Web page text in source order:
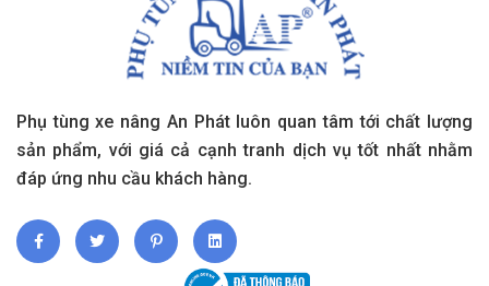
Phụ tùng xe nâng An Phát luôn quan tâm tới chất lượng
sản phẩm, với giá cả cạnh tranh dịch vụ tốt nhất nhằm
đáp ứng nhu cầu khách hàng.